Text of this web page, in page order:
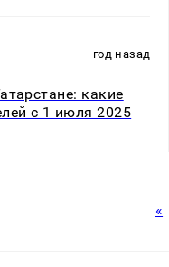
год назад
какие
с 1 июля 2025
«